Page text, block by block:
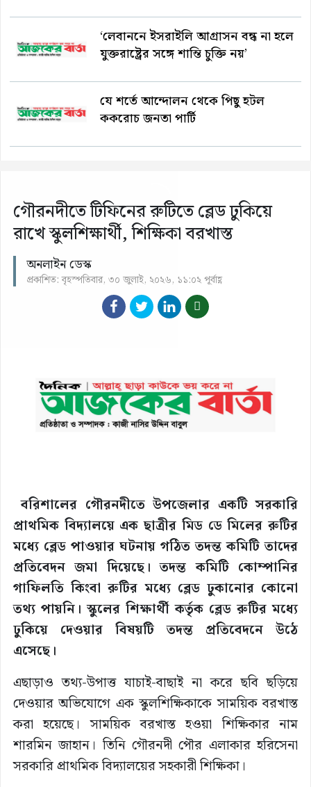
‘লেবাননে ইসরাইলি আগ্রাসন বন্ধ না হলে
যুক্তরাষ্ট্রের সঙ্গে শান্তি চুক্তি নয়’
যে শর্তে আন্দোলন থেকে পিছু হটল
ককরোচ জনতা পার্টি
গৌরনদীতে টিফিনের রুটিতে ব্লেড ঢুকিয়ে
রাখে স্কুলশিক্ষার্থী, শিক্ষিকা বরখাস্ত
অনলাইন ডেস্ক
প্রকাশিত: বৃহস্পতিবার, ৩০ জুলাই, ২০২৬, ১১:০২ পূর্বাহ্ণ
বরিশালের গৌরনদীতে উপজেলার একটি সরকারি
প্রাথমিক বিদ্যালয়ে এক ছাত্রীর মিড ডে মিলের রুটির
মধ্যে ব্লেড পাওয়ার ঘটনায় গঠিত তদন্ত কমিটি তাদের
প্রতিবেদন জমা দিয়েছে। তদন্ত কমিটি কোম্পানির
গাফিলতি কিংবা রুটির মধ্যে ব্লেড ঢুকানোর কোনো
তথ্য পায়নি। স্কুলের শিক্ষার্থী কর্তৃক ব্লেড রুটির মধ্যে
ঢুকিয়ে দেওয়ার বিষয়টি তদন্ত প্রতিবেদনে উঠে
এসেছে।
এছাড়াও তথ্য-উপাত্ত যাচাই-বাছাই না করে ছবি ছড়িয়ে
দেওয়ার অভিযোগে এক স্কুলশিক্ষিকাকে সাময়িক বরখাস্ত
করা হয়েছে। সাময়িক বরখাস্ত হওয়া শিক্ষিকার নাম
শারমিন জাহান। তিনি গৌরনদী পৌর এলাকার হরিসেনা
সরকারি প্রাথমিক বিদ্যালয়ের সহকারী শিক্ষিকা।